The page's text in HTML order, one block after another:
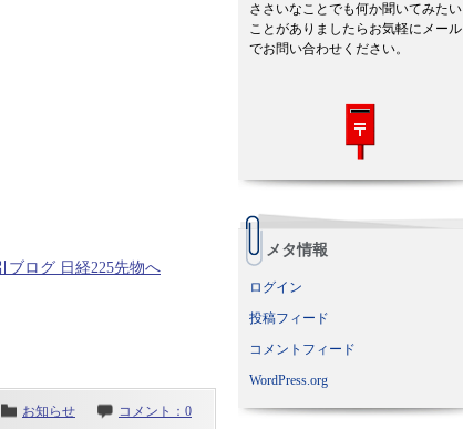
お知らせ コメント：0
ささいなことでも何か聞いてみたい
ことがありましたらお気軽にメール
でお問い合わせください。
メタ情報
ログイン
投稿フィード
コメントフィード
WordPress.org